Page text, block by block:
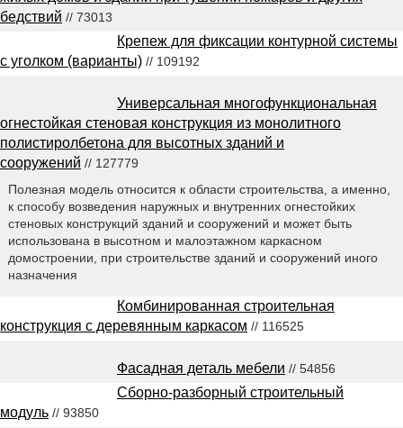
бедствий // 73013
Крепеж для фиксации контурной системы
с уголком (варианты) // 109192
Универсальная многофункциональная
огнестойкая стеновая конструкция из монолитного
полистиролбетона для высотных зданий и
сооружений // 127779
Полезная модель относится к области строительства, а именно,
к способу возведения наружных и внутренних огнестойких
стеновых конструкций зданий и сооружений и может быть
использована в высотном и малоэтажном каркасном
домостроении, при строительстве зданий и сооружений иного
назначения
Комбинированная строительная
конструкция с деревянным каркасом // 116525
Фасадная деталь мебели // 54856
Сборно-разборный строительный
модуль // 93850